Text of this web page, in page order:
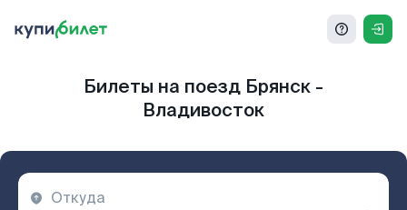
Билеты на поезд Брянск -
Владивосток